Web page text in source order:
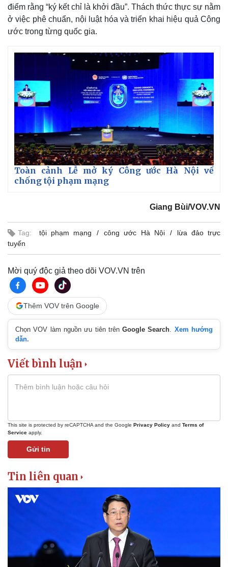
Pháp luật
Tin nóng
điểm rằng “ký kết chỉ là khởi đầu”. Thách thức thực sự nằm
ở việc phê chuẩn, nội luật hóa và triển khai hiệu quả Công
ước trong từng quốc gia.
Toàn cảnh Lễ mở ký Công ước Hà Nội về
chống tội phạm mạng
Giang Bùi/VOV.VN
Tag: tội phạm mạng công ước Hà Nội
lừa đảo trực
tuyến
Mời quý độc giả theo dõi VOV.VN trên
Thêm VOV trên Google
Chọn VOV làm nguồn ưu tiên trênGoogle Search
Xem hướng
dẫn.
Viết bình luận
This site is protected by reCAPTCHA and the Google Privacy Policy and Terms of
Service apply.
Gửi tin
Tin liên quan